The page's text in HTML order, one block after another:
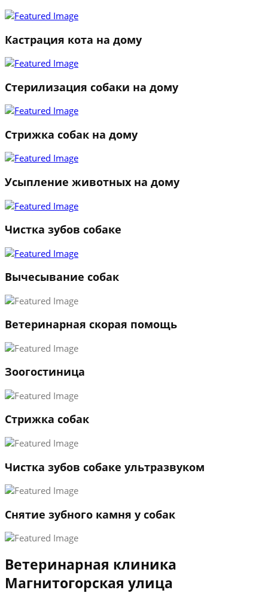
2
→
Кастрация кота на дому
Стерилизация собаки на дому
Стрижка собак на дому
Усыпление животных на дому
Чистка зубов собаке
Вычесывание собак
Ветеринарная скорая помощь
Зоогостиница
Стрижка собак
Чистка зубов собаке ультразвуком
Снятие зубного камня у собак
Ветеринарная клиника
Магнитогорская улица